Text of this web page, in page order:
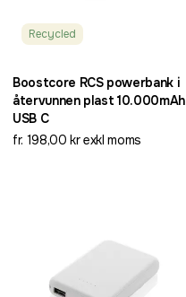
Recycled
Boostcore RCS powerbank i
återvunnen plast 10.000mAh
USB C
fr. 198,00 kr exkl moms